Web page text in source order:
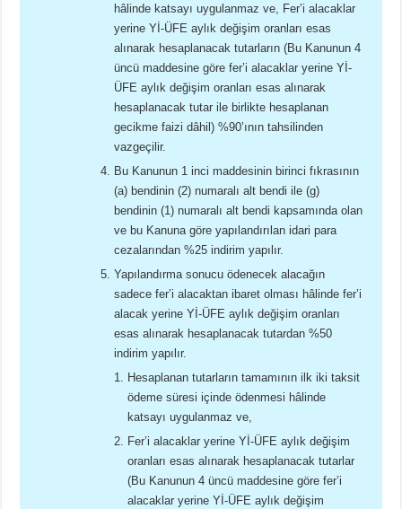
hâlinde katsayı uygulanmaz ve, Fer’i alacaklar
yerine Yİ-ÜFE aylık değişim oranları esas
alınarak hesaplanacak tutarların (Bu Kanunun 4
üncü maddesine göre fer’i alacaklar yerine Yİ-
ÜFE aylık değişim oranları esas alınarak
hesaplanacak tutar ile birlikte hesaplanan
gecikme faizi dâhil) %90’ının tahsilinden
vazgeçilir.
Bu Kanunun 1 inci maddesinin birinci fıkrasının
(a) bendinin (2) numaralı alt bendi ile (g)
bendinin (1) numaralı alt bendi kapsamında olan
ve bu Kanuna göre yapılandırılan idari para
cezalarından %25 indirim yapılır.
Yapılandırma sonucu ödenecek alacağın
sadece fer’i alacaktan ibaret olması hâlinde fer’i
alacak yerine Yİ-ÜFE aylık değişim oranları
esas alınarak hesaplanacak tutardan %50
indirim yapılır.
Hesaplanan tutarların tamamının ilk iki taksit
ödeme süresi içinde ödenmesi hâlinde
katsayı uygulanmaz ve,
Fer’i alacaklar yerine Yİ-ÜFE aylık değişim
oranları esas alınarak hesaplanacak tutarlar
(Bu Kanunun 4 üncü maddesine göre fer’i
alacaklar yerine Yİ-ÜFE aylık değişim